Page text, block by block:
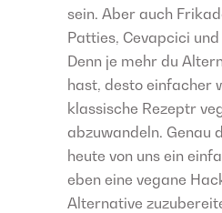
sein. Aber auch
Patties, Cevapcici
Denn je mehr du
hast, desto einfacher
klassische Rezeptr
abzuwandeln. Genau
heute von uns ein
eben eine vegane
Alternative